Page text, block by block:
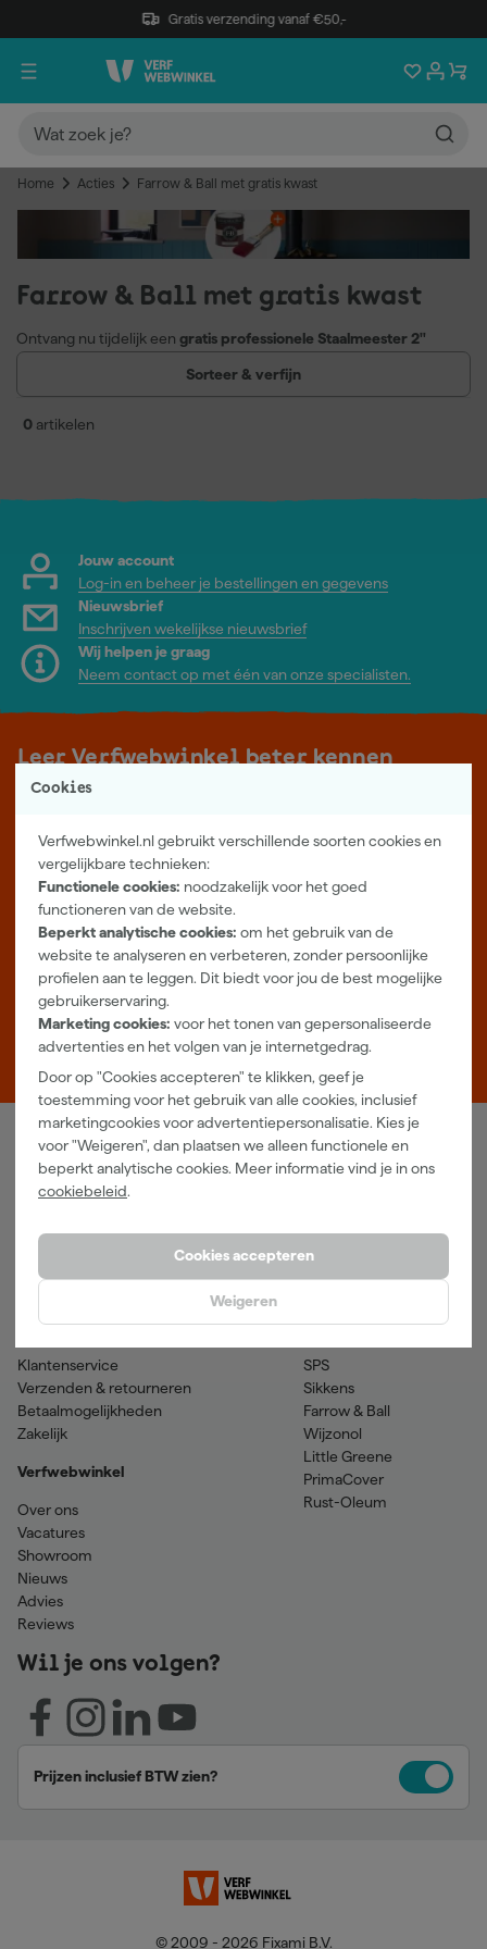
Gratis verzending vanaf €50,-
Home Acties Farrow & Ball met gratis kwast
Cookies
Verfwebwinkel.nl gebruikt verschillende soorten cookies en
vergelijkbare technieken:
Functionele cookies: noodzakelijk voor het goed
functioneren van de website.
Beperkt analytische cookies: om het gebruik van de
website te analyseren en verbeteren, zonder persoonlijke
profielen aan te leggen. Dit biedt voor jou de best mogelijke
gebruikerservaring.
Marketing cookies: voor het tonen van gepersonaliseerde
advertenties en het volgen van je internetgedrag.
Door op "Cookies accepteren" te klikken, geef je
toestemming voor het gebruik van alle cookies, inclusief
marketingcookies voor advertentiepersonalisatie. Kies je
voor "Weigeren", dan plaatsen we alleen functionele en
beperkt analytische cookies. Meer informatie vind je in ons
cookiebeleid.
Cookies accepteren
Weigeren
Farrow & Ball met gratis kwast
Ontvang nu tijdelijk een gratis professionele Staalmeester 2"
kwast
De kwast wordt automatisch meegestuurd bij je bestelling.
16 november
Sorteer & verfijn
0 artikelen
Jouw account
Log-in en beheer je bestellingen en gegevens
Nieuwsbrief
Inschrijven wekelijkse nieuwsbrief
Wij helpen je graag
Neem contact op met één van onze specialisten.
Leer Verfwebwinkel beter kennen
advies, wat je project ook is.
Meer over ons
Showroom in Tilburg
Openingstijden
Maandag t/m vrijdag 08:00 - 18:00
Zaterdag 08:00 - 16:00
Zevenheuvelenweg 25
Verfwebwinkel
Schildersbenodigdheden
Grondverf en primer
Spuitbussen
Muurverf
Hulp & contact
Klantenservice
Verzenden & retourneren
Betaalmogelijkheden
Zakelijk
Verfwebwinkel
Over ons
Vacatures
Showroom
Nieuws
Advies
Reviews
Merken
SPS
Sikkens
Farrow & Ball
Wijzonol
Little Greene
PrimaCover
Rust-Oleum
Wil je ons volgen?
Prijzen inclusief BTW zien?
© 2009 - 2026 Fixami B.V.